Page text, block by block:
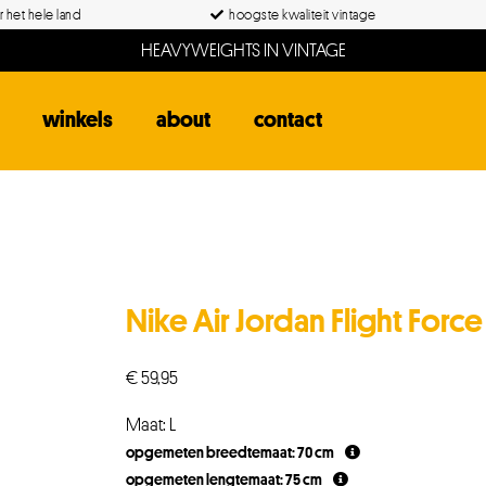
het hele land hoogste kwaliteit vintage
HEAVYWEIGHTS IN VINTAGE
winkels about contact
Nike Air Jordan Flight
€59,95
Maat: L
opgemeten breedtemaat: 70 cm
opgemeten lengtemaat: 75 cm